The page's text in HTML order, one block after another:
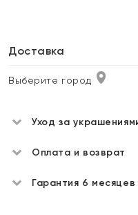
Доставка
Выберите город
Уход за
Оплата и возврат
Гарантия 6 месяцев